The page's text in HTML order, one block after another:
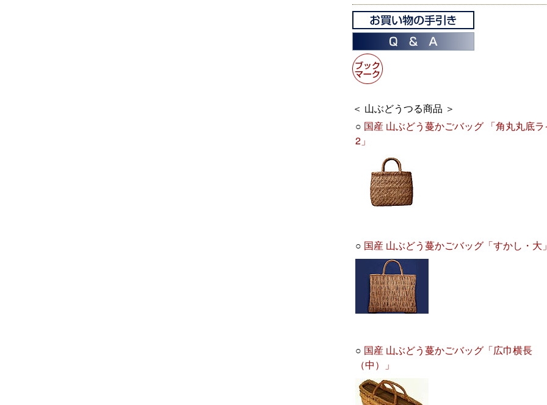
＜ 山ぶどうつる商品 ＞
○ 国産 山ぶどう蔓かごバッグ 「角丸丸底
2」
○ 国産 山ぶどう蔓かごバッグ「すかし・大
○ 国産 山ぶどう蔓かごバッグ「広巾横長
（中）」